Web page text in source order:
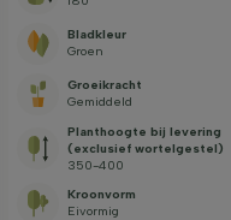
Bladkleur
Groen
Groeikracht
Gemiddeld
Planthoogte bij levering
(exclusief wortelgestel)
350-400
Kroonvorm
Eivormig